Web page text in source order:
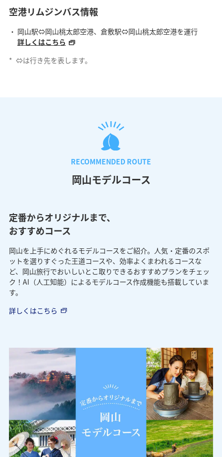
空港リムジンバス情報
岡山駅⇔岡山桃太郎空港、倉敷駅⇔岡山桃太郎空港を運行
詳しくはこちら
* ⇔は行き先を表します。
RECOMMENDED ROUTE
岡山モデルコース
定番からオリジナルまで、
おすすめコース
岡山を上手にめぐれるモデルコースをご紹介。人気・定番のスポ
ットを選りすぐった王道コースや、効率よくまわれるコースな
ど、岡山旅行でおいしいとこ取りできるおすすめプランをチェッ
ク！AI（人工知能）によるモデルコース作成機能も搭載していま
す。
詳しくはこちら